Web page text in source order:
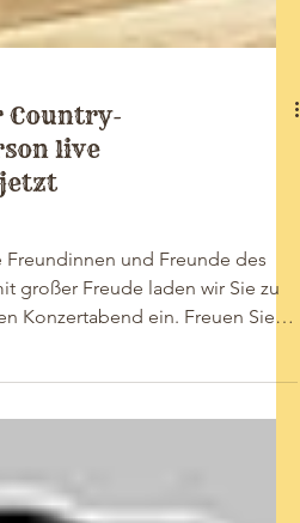
Country-